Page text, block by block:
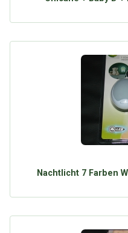
Nachtlicht 7 Farben